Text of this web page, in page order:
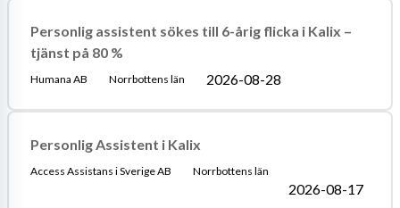
Personlig assistent sökes till 6-årig flicka i Kalix –
tjänst på 80 %
Humana AB Norrbottens län 2026-08-28
Personlig Assistent i Kalix
Access Assistans i Sverige AB Norrbottens län
2026-08-17